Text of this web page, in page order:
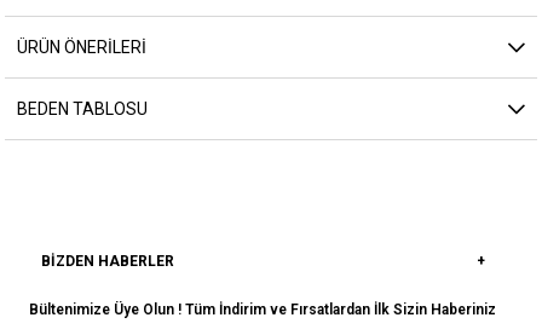
ÜRÜN ÖNERILERI
BEDEN TABLOSU
BIZDEN HABERLER
Bültenimize Üye Olun ! Tüm İndirim ve Fırsatlardan İlk Sizin Haberiniz